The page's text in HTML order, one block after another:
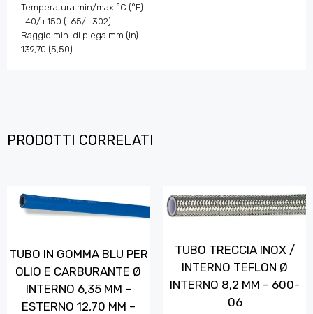
Temperatura min/max °C (°F)
-40/+150 (-65/+302)
Raggio min. di piega mm (in)
139,70 (5,50)
PRODOTTI CORRELATI
TUBO IN GOMMA BLU PER
OLIO E CARBURANTE Ø
INTERNO 6,35 MM –
ESTERNO 12,70 MM –
TUBO TRECCIA INOX /
INTERNO TEFLON Ø
INTERNO 8,2 MM – 600-
06